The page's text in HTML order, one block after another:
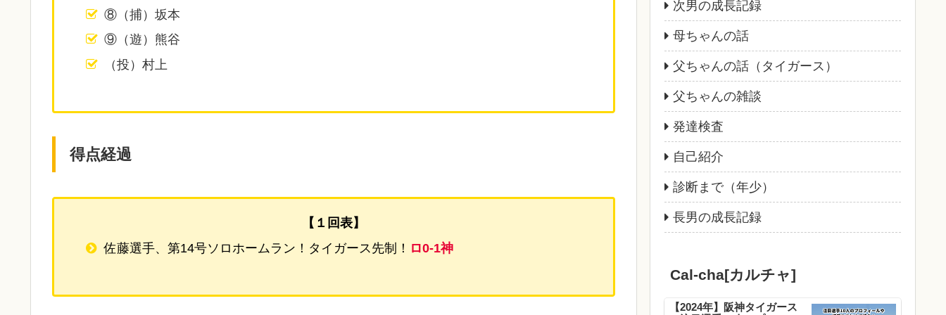
⑧（捕）坂本
⑨（遊）熊谷
（投）村上
得点経過
【１回表】
佐藤選手、第14号ソロホームラン！タイガース先制！ ロ0-1神
次男の成長記録
母ちゃんの話
父ちゃんの話（タイガース）
父ちゃんの雑談
発達検査
自己紹介
診断まで（年少）
長男の成長記録
Cal-cha[カルチャ]
【2024年】阪神タイガース